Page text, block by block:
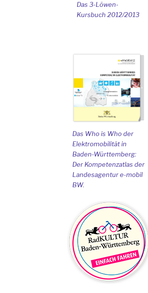
Das 3-Löwen-
Kursbuch 2012/2013
Das Who is Who der
Elektromobilität in
Baden-Württemberg:
Der Kompetenzatlas der
Landesagentur e-mobil
BW.